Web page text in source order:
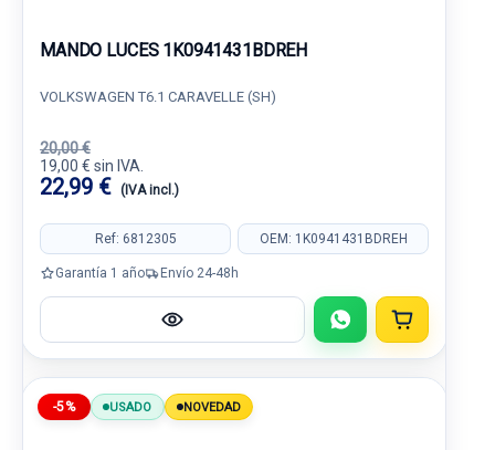
MANDO LUCES 1K0941431BDREH
VOLKSWAGEN T6.1 CARAVELLE (SH)
20,00 €
19,00 € sin IVA.
22,99 € (IVA incl.)
Ref: 6812305 OEM: 1K0941431BDREH
Garantía 1 año Envío 24-48h
-5% USADO NOVEDAD